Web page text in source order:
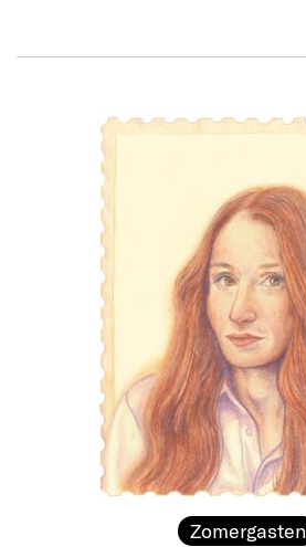
Zomergasten